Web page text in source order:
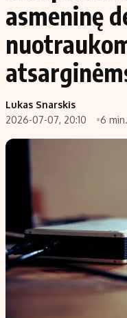
Politika
NT ir statybos
Populiarios temos
Investavimas
Akcijų rinka
Migracija
Redakcija
asmeninę
Lukas Snarskis
2026-07-07, 20:10
6